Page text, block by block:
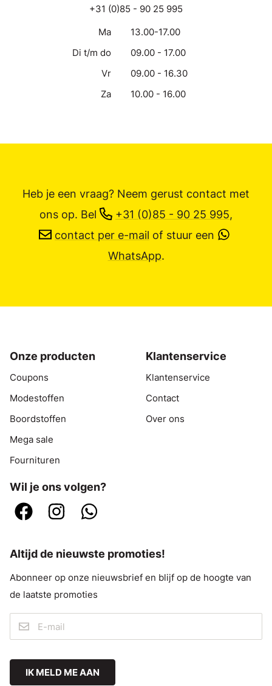
+31 (0)85 - 90 25 995
Ma
13.00-17.00
Di t/m do
09.00 - 17.00
Vr
09.00 - 16.30
Za
10.00 - 16.00
Heb je een vraag? Neem gerust contact met
ons op. Bel +31 (0)85 - 90 25 995,
contact per e-mail of stuur een
WhatsApp.
Onze producten
Coupons
Modestoffen
Boordstoffen
Mega sale
Fournituren
Klantenservice
Klantenservice
Contact
Over ons
Wil je ons volgen?
Altijd de nieuwste promoties!
Abonneer op onze nieuwsbrief en blijf op de hoogte van
de laatste promoties
IK MELD ME AAN